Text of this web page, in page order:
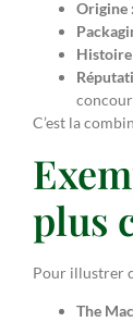
Origine :
Histoire
C’est la
plus
Pour illustrer
The